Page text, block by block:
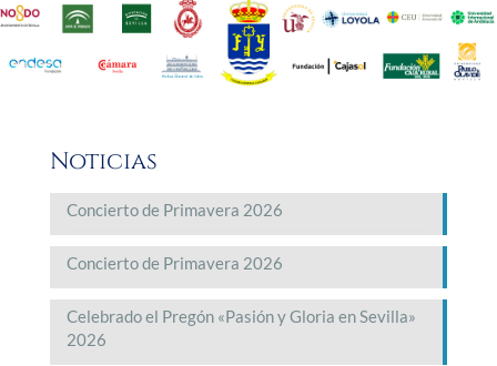
Noticias
Concierto de Primavera 2026
Concierto de Primavera 2026
Celebrado el Pregón «Pasión y Gloria en Sevilla»
2026